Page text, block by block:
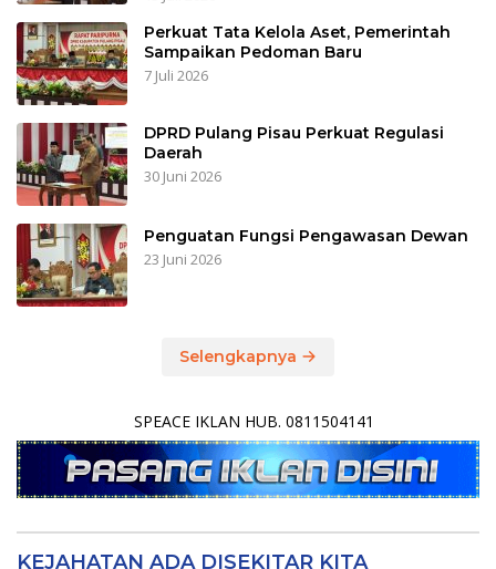
Perkuat Tata Kelola Aset, Pemerintah
Sampaikan Pedoman Baru
7 Juli 2026
DPRD Pulang Pisau Perkuat Regulasi
Daerah
30 Juni 2026
Penguatan Fungsi Pengawasan Dewan
23 Juni 2026
Selengkapnya
SPEACE IKLAN HUB. 0811504141
KEJAHATAN ADA DISEKITAR KITA